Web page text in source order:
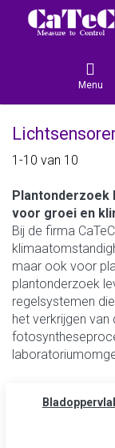
Menu
Search results:
1-10 van 10
Plantonderzoek
voor groei en
Bij de firma
maar ook voor
plantonderzoek
regelsystemen
het verkrijgen van